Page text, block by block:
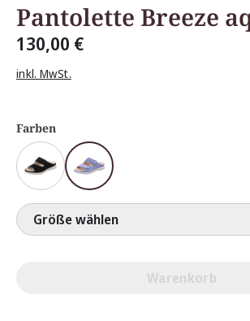
Pantolette Breeze
130,00 €
inkl. MwSt.
Farben
Größe wählen
Warenkorb